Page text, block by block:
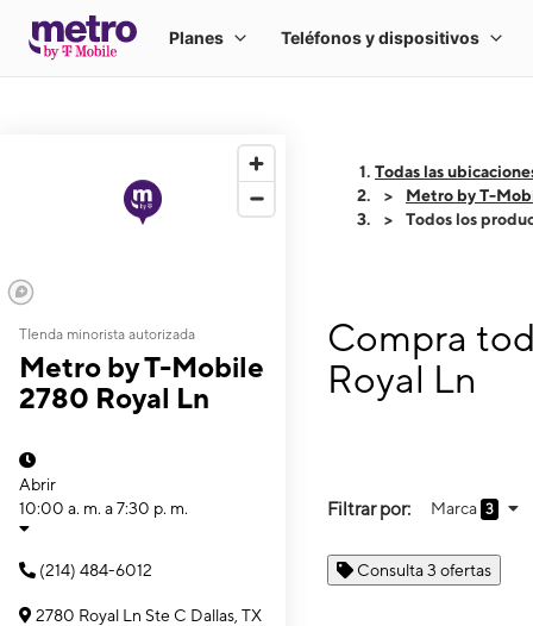
TIenda minorista autorizada
Metro by T-Mobile
2780 Royal Ln
Abrir
10:00 a. m. a 7:30 p. m.
(214) 484-6012
2780 Royal Ln Ste C Dallas, TX
Todas las
Metro by T-
Todos los
Compra
Royal Ln
Filtrar por: Marca 3
Consulta 3 ofertas